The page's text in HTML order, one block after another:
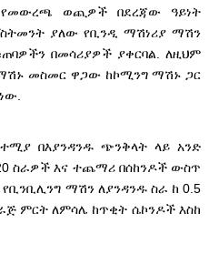
ወጪዎች በደረጃው ዓይነት
ያለው የቢንዲ ማሽነሪያ ማሽን
በመሳሪያዎች ያቀርባል. ለዚህም
መስመር ዋጋው ከኮሚንግ ማሽኑ ጋር
በእያንዳንዱ ጭንቅላት ላይ አንድ
ስራዎች እና ተጨማሪ በሰከንዶች ውስጥ
ማሽን ለያንዳንዱ ስራ ከ 0.5
ምርት ለምሳሌ ከጥቂት ሴኮንዶች እስከ